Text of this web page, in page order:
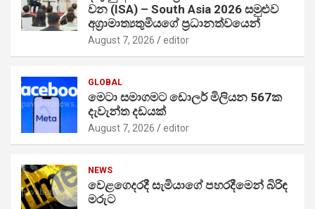
වන (ISA) – South Asia 2026 සමුළුව
අග්‍රාමාත්‍යතුමියගේ ප්‍රධානත්වයෙන්
August 7, 2026 editor
GLOBAL
මෙටා සමාගමට ඩොලර් මිලියන 567ක
දැවැන්ත දඩයක්
August 7, 2026 editor
NEWS
වෙළගෙදරදී සැමියාගේ පහරදීමෙන් බිරිඳ
මරුට